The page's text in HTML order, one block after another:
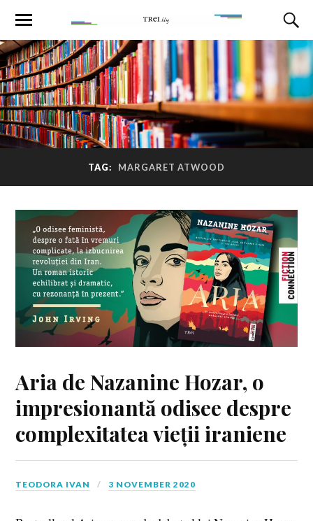
TAG: MARGARET ATWOOD
Aria de Nazanine Hozar, o
impresionantă odisee despre
complexitatea vieții iraniene
TEODORA IVAN 3 NOVEMBER 2020